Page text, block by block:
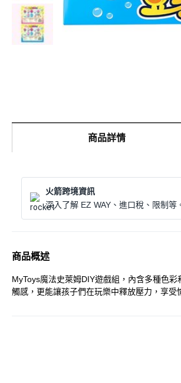
商品詳情
火箭跨境資訊
深入了解 EZ WAY、進口稅、限制等
商品概述
MyToys魔法史萊姆DIY遊戲組，內含多種色
觸感，更能讓孩子們在玩樂中釋放壓力，享